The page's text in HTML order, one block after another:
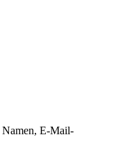
Namen, E-Mail-